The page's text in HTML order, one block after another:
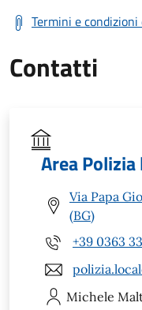
Termini e
Contatti
Area
Via Papa
(BG)
+39 0363
Michele